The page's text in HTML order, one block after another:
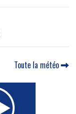
Toute la météo